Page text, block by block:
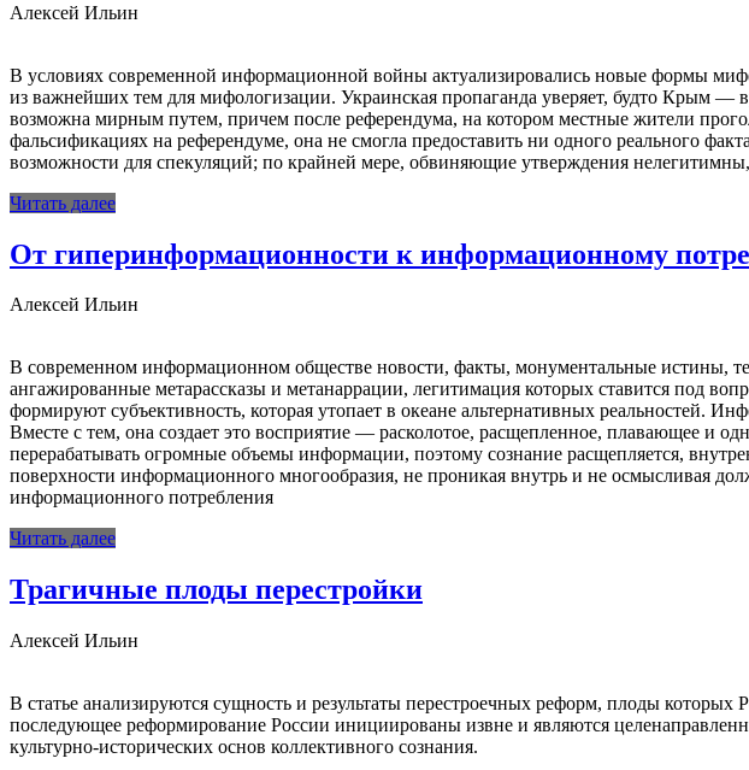
Алексей Ильин
В условиях современной информационной войны актуализировались новые формы
из важнейших тем для мифологизации. Украинская пропаганда уверяет, будто Крым —
возможна мирным путем, причем после референдума, на котором местные жители
фальсификациях на референдуме, она не смогла предоставить ни одного реального
возможности для спекуляций; по крайней мере, обвиняющие утверждения
Читать далее
От гиперинформационности к информационному
Алексей Ильин
В современном информационном обществе новости, факты, монументальные истины,
ангажированные метарассказы и метанаррации, легитимация которых ставится под
формируют субъективность, которая утопает в океане альтернативных реальностей.
Вместе с тем, она создает это восприятие — расколотое, расщепленное, плавающее и
перерабатывать огромные объемы информации, поэтому сознание расщепляется,
поверхности информационного многообразия, не проникая внутрь и не осмысливая
информационного потребления
Читать далее
Трагичные плоды перестройки
Алексей Ильин
В статье анализируются сущность и результаты перестроечных реформ, плоды
последующее реформирование России инициированы извне и являются
культурно-исторических основ коллективного сознания.